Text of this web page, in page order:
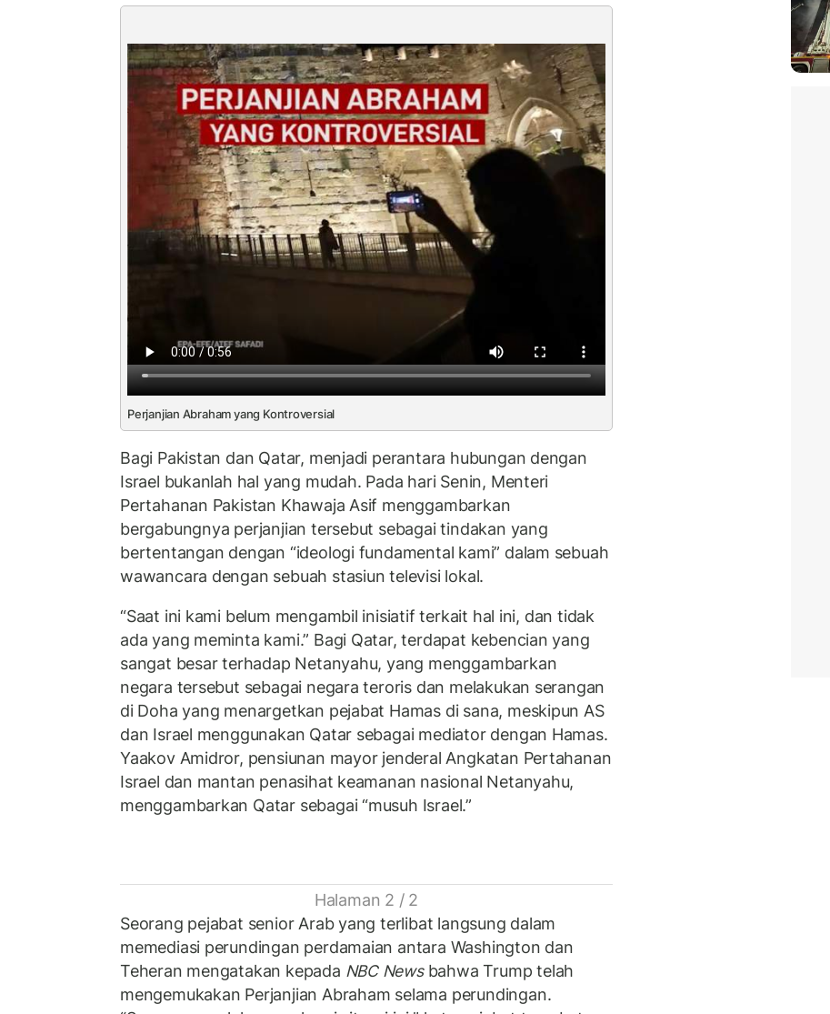
Perjanjian Abraham yang Kontroversial
Bagi Pakistan dan Qatar, menjadi perantara hubungan dengan
Israel bukanlah hal yang mudah. Pada hari Senin, Menteri
Pertahanan Pakistan Khawaja Asif menggambarkan
bergabungnya perjanjian tersebut sebagai tindakan yang
bertentangan dengan “ideologi fundamental kami” dalam sebuah
wawancara dengan sebuah stasiun televisi lokal.
“Saat ini kami belum mengambil inisiatif terkait hal ini, dan tidak
ada yang meminta kami.” Bagi Qatar, terdapat kebencian yang
sangat besar terhadap Netanyahu, yang menggambarkan
negara tersebut sebagai negara teroris dan melakukan serangan
di Doha yang menargetkan pejabat Hamas di sana, meskipun AS
dan Israel menggunakan Qatar sebagai mediator dengan Hamas.
Yaakov Amidror, pensiunan mayor jenderal Angkatan Pertahanan
Israel dan mantan penasihat keamanan nasional Netanyahu,
menggambarkan Qatar sebagai “musuh Israel.”
Halaman 2 / 2
Seorang pejabat senior Arab yang terlibat langsung dalam
memediasi perundingan perdamaian antara Washington dan
Teheran mengatakan kepada NBC Newsbahwa Trump telah
mengemukakan Perjanjian Abraham selama perundingan.